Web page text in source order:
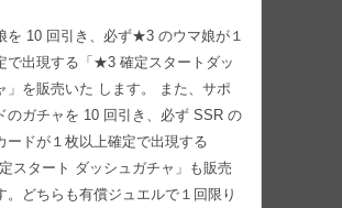
を 10 回引き、必ず★3 のウマ娘が１
で出現する「★3 確定スタートダッ
」を販売いた します。 また、サポ
のガチャを 10 回引き、必ず SSR の
ードが１枚以上確定で出現する
定スタート ダッシュガチャ」も販売
。どちらも有償ジュエルで１回限り